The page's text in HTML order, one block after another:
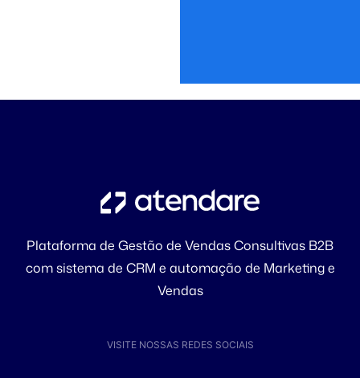
Plataforma de Gestão de Vendas Consultivas B2B
com sistema de CRM e automação de Marketing e
Vendas
VISITE NOSSAS REDES SOCIAIS